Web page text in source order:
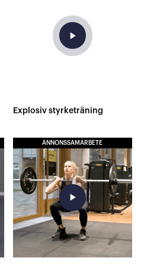
play_arrow
Explosiv styrketräning
ANNONSSAMARBETE
play_arrow